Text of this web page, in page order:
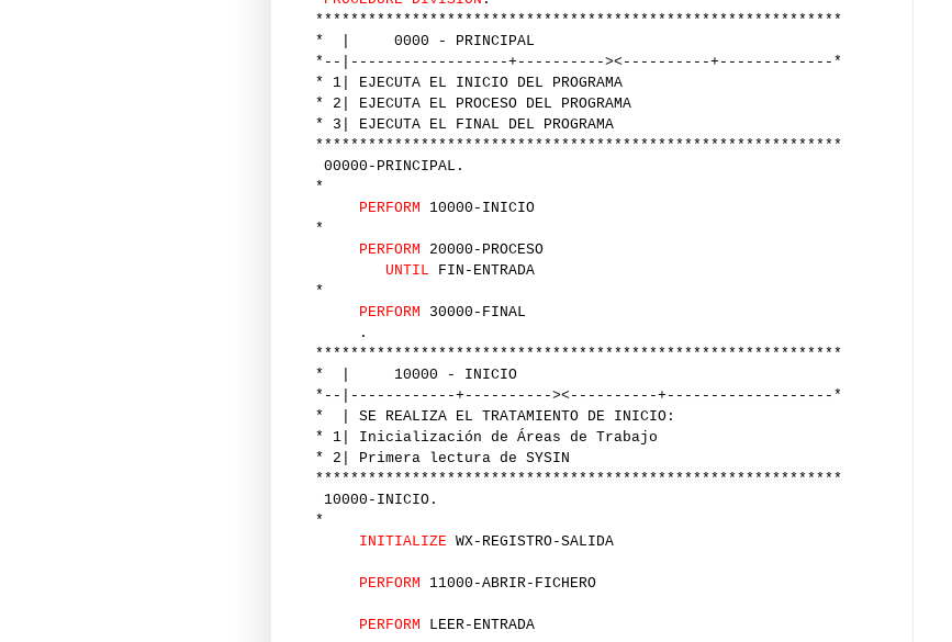
************************************************************
* | 0000 - PRINCIPAL
*--|------------------+----------><----------+-------------*
* 1| EJECUTA EL INICIO DEL PROGRAMA
* 2| EJECUTA EL PROCESO DEL PROGRAMA
* 3| EJECUTA EL FINAL DEL PROGRAMA
************************************************************
00000-PRINCIPAL.
*
PERFORM 10000-INICIO
*
PERFORM 20000-PROCESO
UNTIL FIN-ENTRADA
*
PERFORM 30000-FINAL
.
************************************************************
* | 10000 - INICIO
*--|------------+----------><----------+-------------------*
* | SE REALIZA EL TRATAMIENTO DE INICIO:
* 1| Inicialización de Áreas de Trabajo
* 2| Primera lectura de SYSIN
************************************************************
10000-INICIO.
*
INITIALIZE WX-REGISTRO-SALIDA
PERFORM 11000-ABRIR-FICHERO
PERFORM LEER-ENTRADA